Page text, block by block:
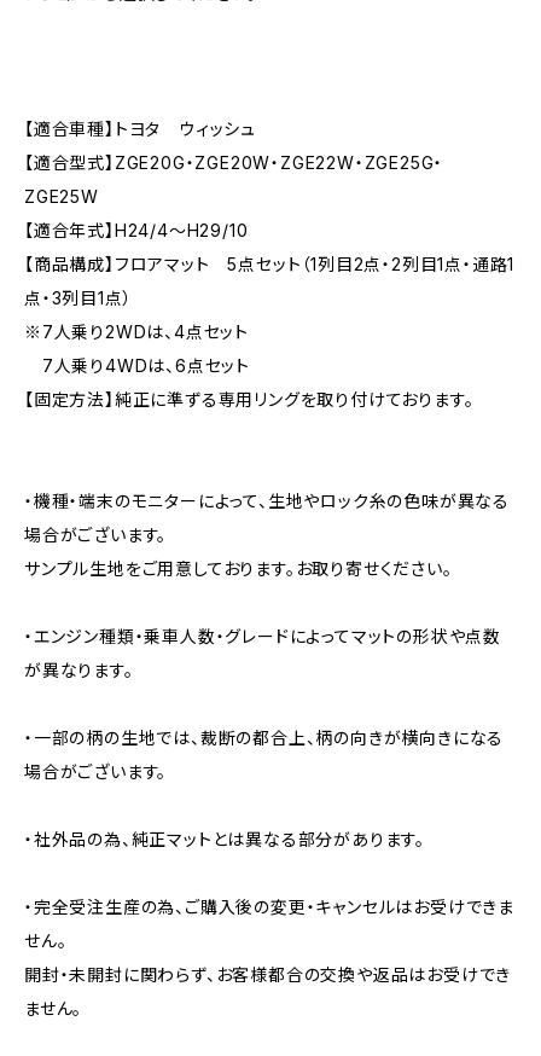
【適合車種】トヨタ ウィッシュ
【適合型式】ZGE20G・ZGE20W・ZGE22W・ZGE25G・
ZGE25W
【適合年式】H24/4〜H29/10
【商品構成】フロアマット 5点セット（1列目2点・2列目1点・通路1
点・3列目1点）
※7人乗り2WDは、4点セット
7人乗り4WDは、6点セット
【固定方法】純正に準ずる専用リングを取り付けております。
・機種・端末のモニターによって、生地やロック糸の色味が異なる
場合がございます。
サンプル生地をご用意しております。お取り寄せください。
・エンジン種類・乗車人数・グレードによってマットの形状や点数
が異なります。
・一部の柄の生地では、裁断の都合上、柄の向きが横向きになる
場合がございます。
・社外品の為、純正マットとは異なる部分があります。
・完全受注生産の為、ご購入後の変更・キャンセルはお受けできま
せん。
開封・未開封に関わらず、お客様都合の交換や返品はお受けでき
ません。